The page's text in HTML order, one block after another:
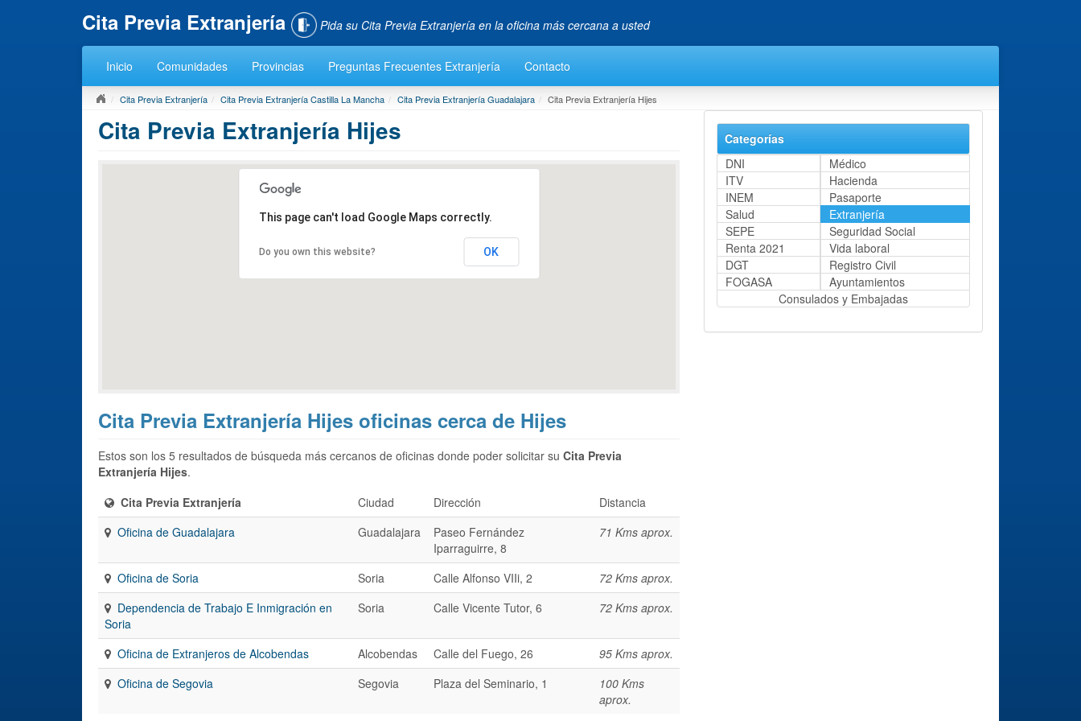
Cita Previa Extranjería Pida su Cita Previa Extranjería en la oficina más cercana a usted
Inicio Comunidades Provincias Preguntas Frecuentes Extranjería Contacto
Cita Previa Extranjería Cita Previa Extranjería Castilla La Mancha Cita Previa Extranjería Guadalajara Cita Previa Extranjería Hijes
Cita Previa Extranjería Hijes
This page can't load Google Maps correctly.
Do you own this website? OK
Cita Previa Extranjería Hijes oficinas cerca de Hijes
Estos son los 5 resultados de búsqueda más cercanos de oficinas donde poder solicitar su Cita Previa
Extranjería Hijes.
Cita Previa Extranjería
Ciudad Dirección
Distancia
Oficina de Guadalajara
Guadalajara
Paseo Fernández
Iparraguirre, 8
71 Kms aprox.
Oficina de Soria Soria Calle Alfonso VIIi, 2
72 Kms aprox.
Dependencia de Trabajo E Inmigración en
Soria
Soria Calle Vicente Tutor, 6 72 Kms aprox.
Oficina de Extranjeros de Alcobendas Alcobendas Calle del Fuego, 26
95 Kms aprox.
Oficina de Segovia
Segovia Plaza del Seminario, 1
100 Kms
aprox.
Categorías
DNI
Médico
ITV
Hacienda
INEM
Pasaporte
Salud
Extranjería
SEPE
Seguridad Social
Renta 2021
Vida laboral
DGT
Registro Civil
FOGASA
Ayuntamientos
Consulados y Embajadas